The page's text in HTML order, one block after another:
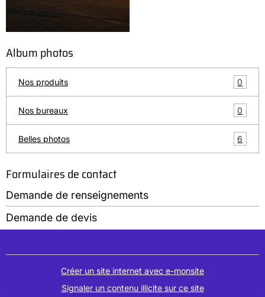
Album photos
Nos produits 0
Nos bureaux 0
Belles photos 6
Formulaires de contact
Demande de renseignements
Demande de devis
Créer un site internet avec e-monsite
Signaler un contenu illicite sur ce site